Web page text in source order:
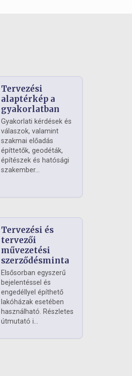
Tervezési
alaptérkép a
gyakorlatban
Gyakorlati kérdések és
válaszok, valamint
szakmai előadás
építtetők, geodéták,
építészek és hatósági
szakember...
Tervezési és
tervezői
művezetési
szerződésminta
Elsősorban egyszerű
bejelentéssel és
engedéllyel építhető
lakóházak esetében
használható. Részletes
útmutató i...